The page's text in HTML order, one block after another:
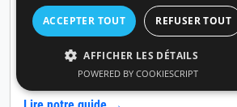
L'isolation des combles est la solution
diminuer vos coûts énergétiques à
matériaux, aides financières et conseils
rénovation réussie.
ACCEPTER TOUT REFUSER TOUT
AFFICHER LES DÉTAILS
POWERED BY COOKIESCRIPT